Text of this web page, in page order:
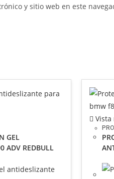
y sitio web en este
GEL
ADV REDBULL
Vista